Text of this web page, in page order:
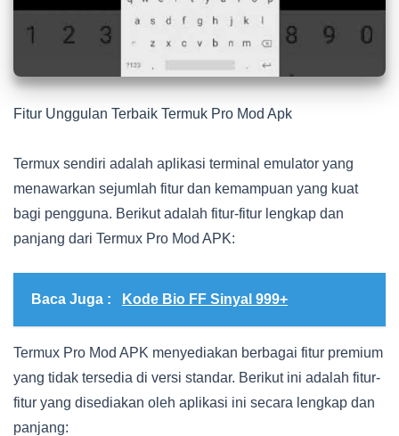
Fitur Unggulan Terbaik Termuk Pro Mod Apk
Termux sendiri adalah aplikasi terminal emulator yang
menawarkan sejumlah fitur dan kemampuan yang kuat
bagi pengguna. Berikut adalah fitur-fitur lengkap dan
panjang dari Termux Pro Mod APK:
Baca Juga : Kode Bio FF Sinyal 999+
Termux Pro Mod APK menyediakan berbagai fitur premium
yang tidak tersedia di versi standar. Berikut ini adalah fitur-
fitur yang disediakan oleh aplikasi ini secara lengkap dan
panjang: